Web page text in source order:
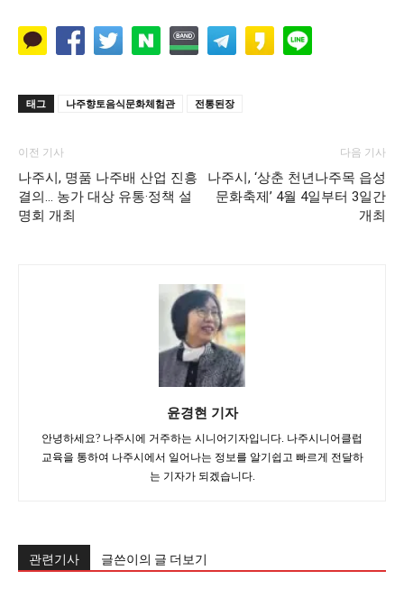
태그 나주향토음식문화체험관 전통된장
이전 기사
나주시, 명품 나주배 산업 진흥
결의… 농가 대상 유통·정책 설
명회 개최
다음 기사
나주시, ‘상춘 천년나주목 읍성
문화축제’ 4월 4일부터 3일간
개최
윤경현 기자
안녕하세요? 나주시에 거주하는 시니어기자입니다. 나주시니어클럽
교육을 통하여 나주시에서 일어나는 정보를 알기쉽고 빠르게 전달하
는 기자가 되겠습니다.
관련기사 글쓴이의 글 더보기